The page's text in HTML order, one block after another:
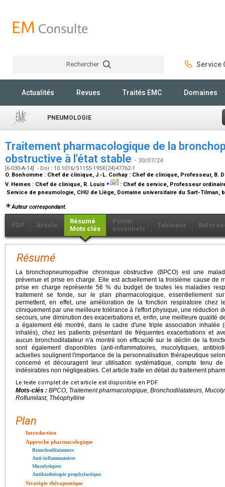
Rechercher Service
Actualités Revues Traités EMC Domaines
PNEUMOLOGIE
Traitement pharmacologique de la
obstructive à l'état stable - 30/07/24
[6-030-A-14] - Doi : 10.1016/S1155-195X(24)47762-1
O. Bonhomme : Chef de clinique, J.-L. Corhay : Chef de clinique, Professeur, B.
V. Heinen : Chef de clinique, R. Louis ⁎ : Chef de service, Professeur
Service de pneumologie, CHU de Liège, Domaine universitaire du Sart-Tilman,
Auteur correspondant.
PDF Article
Résumé
Mots clés
Points
essentiels
Tableaux
Résumé
La bronchopneumopathie chronique obstructive (BPCO) est une
prévenue et prise en charge. Elle est actuellement la troisième cause de
prise en charge représente 56 % du budget de toutes les maladies
traitement se fonde, sur le plan pharmacologique, essentiellement
permettent, en effet, une amélioration de la fonction respiratoire chez
cliniquement par une meilleure tolérance à l'effort physique, une réduction
secours, une diminution des exacerbations et, enfin, une meilleure qualité
a également été montré, dans le cadre d'une triple association inhalée
inhalés), chez les patients présentant de fréquentes exacerbations et
aucun bronchodilatateur n'a montré son efficacité sur le déclin de la
sont également disponibles (anti-inflammatoires, mucolytiques,
actuelles soulignent l'importance de la personnalisation thérapeutique
concerné et découragent leur utilisation systématique, compte tenu
indésirables non négligeables. Cet article traite en détail du traitement
Le texte complet de cet article est disponible en PDF.
Mots-clés : BPCO, Traitement pharmacologique, Bronchodilatateurs,
Roflumilast, Théophylline
Plan
Introduction
Approche pharmacologique
Bronchodilatateurs
Anti-inflammatoires
Mucolytiques
Antibiothérapie prophylactique
Stratégie thérapeutique